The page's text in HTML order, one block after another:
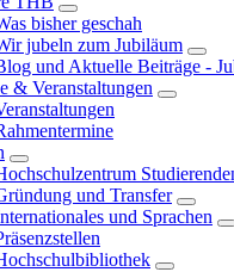
bisher geschah
jubeln zum Jubiläum
und Aktuelle Beiträge -
& Veranstaltungen
und Transfer
und Sprachen